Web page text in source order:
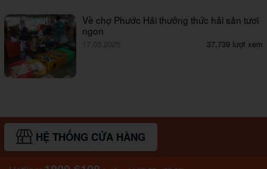
Về chợ Phước Hải thưởng thức hải sản tươi
ngon
17.03.2025 37,739 lượt xem
HỆ THỐNG CỬA HÀNG